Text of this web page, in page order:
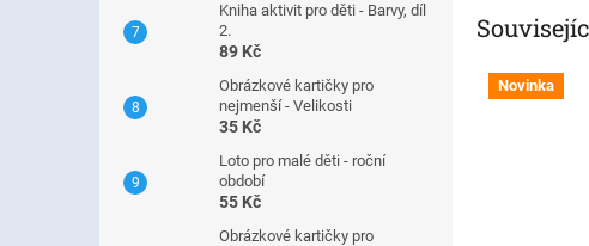
Kniha aktivit pro děti - Barvy, díl
2.
89 Kč
Obrázkové kartičky pro
nejmenší - Velikosti
35 Kč
Loto pro malé děti - roční
období
55 Kč
Obrázkové kartičky pro
Novinka